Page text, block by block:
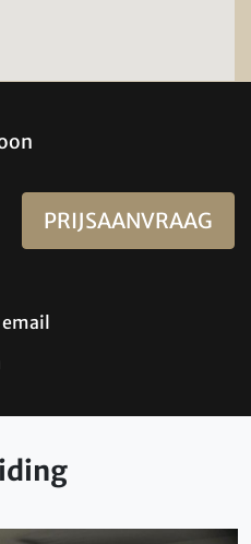
PRIJSAANVRAAG